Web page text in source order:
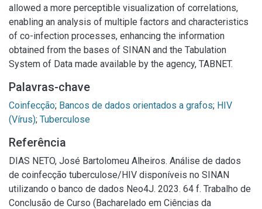
allowed a more perceptible visualization of correlations,
enabling an analysis of multiple factors and characteristics
of co-infection processes, enhancing the information
obtained from the bases of SINAN and the Tabulation
System of Data made available by the agency, TABNET.
Palavras-chave
Coinfecção; Bancos de dados orientados a grafos; HIV
(Vírus); Tuberculose
Referência
DIAS NETO, José Bartolomeu Alheiros. Análise de dados
de coinfecção tuberculose/HIV disponíveis no SINAN
utilizando o banco de dados Neo4J. 2023. 64 f. Trabalho de
Conclusão de Curso (Bacharelado em Ciências da